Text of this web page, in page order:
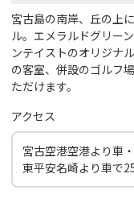
宮古島の南岸、丘の上
ル。エメラルドグリー
ンテイストのオリジナ
の客室、併設のゴルフ
ただけます。
アクセス
宮古空港空港より車
東平安名崎より車で